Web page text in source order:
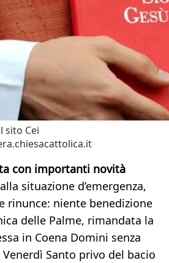
sito Cei
con importanti novità
situazione d’emergenza,
rinunce: niente benedizione
delle Palme, rimandata la
in Coena Domini senza
Santo privo del bacio